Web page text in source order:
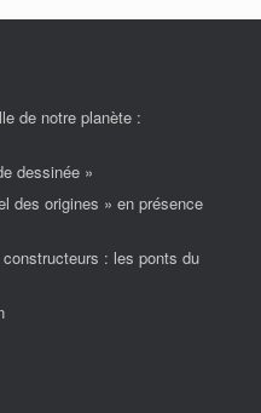
de notre planète :
dessinée »
des origines » en présence
: les ponts du